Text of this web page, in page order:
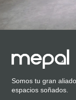
Somos tu gran
espacios soñados.